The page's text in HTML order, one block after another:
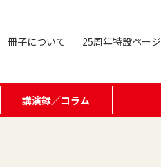
冊子について 25周年特設ページ
講演録／コラム